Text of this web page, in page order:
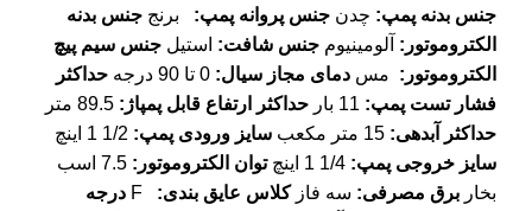
جنس بدنه پمپ: چدن جنس پروانه پمپ: برنج جنس بدنه
الکتروموتور: آلومینیوم جنس شافت: استیل جنس سیم پیچ
الکتروموتور: مس دمای مجاز سیال:
حداکثر
فشار تست پمپ:
حداکثر ارتفاع قابل پمپاژ:
حداکثر آبدهی:
سایز ورودی پمپ:
سایز خروجی پمپ:
توان الکتروموتور:
7.5 اسب
بخار برق مصرفی: سه فازکلاس عایق بندی:
درجه